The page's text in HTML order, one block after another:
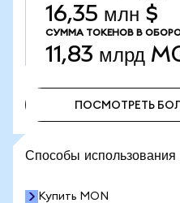
16,35 млн $
СУММА ТОКЕНОВ В
11,83 млрд
ПОСМОТРЕТЬ
Способы
Купить MON